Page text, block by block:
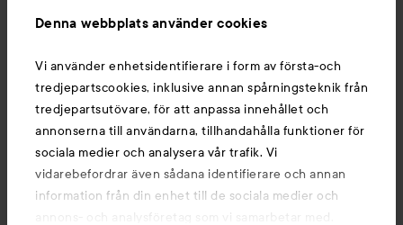
Denna webbplats använder cookies
Vi använder enhetsidentifierare i form av första-och
tredjepartscookies, inklusive annan spårningsteknik från
tredjepartsutövare, för att anpassa innehållet och
annonserna till användarna, tillhandahålla funktioner för
sociala medier och analysera vår trafik. Vi
vidarebefordrar även sådana identifierare och annan
information från din enhet till de sociala medier och
annons- och analysföretag som vi samarbetar med.
Du kanske också gillar